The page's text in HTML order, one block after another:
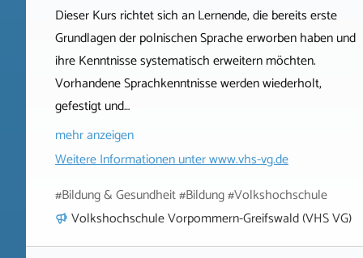
Dieser Kurs richtet sich an Lernende, die bereits erste
Grundlagen der polnischen Sprache erworben haben und
ihre Kenntnisse systematisch erweitern möchten.
Vorhandene Sprachkenntnisse werden wiederholt,
gefestigt und…
mehr anzeigen
Weitere Informationen unterwww.vhs-vg.de
#Bildung & Gesundheit #Bildung #Volkshochschule
Volkshochschule Vorpommern-Greifswald (VHS VG)